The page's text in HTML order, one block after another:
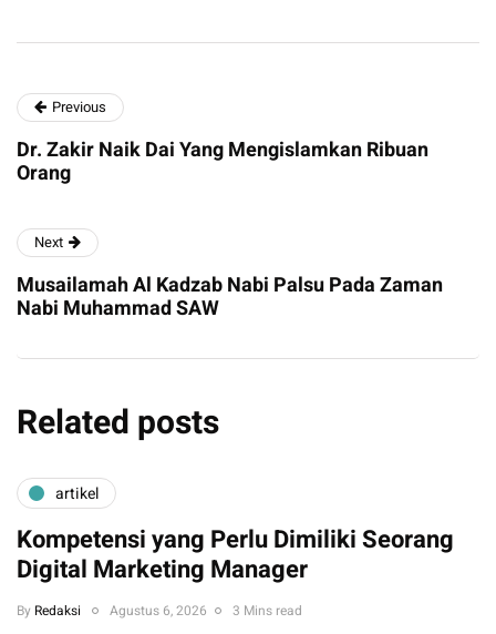
Previous
Dr. Zakir Naik Dai Yang Mengislamkan Ribuan
Orang
Next
Musailamah Al Kadzab Nabi Palsu Pada Zaman
Nabi Muhammad SAW
Related posts
artikel
Kompetensi yang Perlu Dimiliki Seorang
Digital Marketing Manager
By Redaksi Agustus 6, 2026 3 Mins read